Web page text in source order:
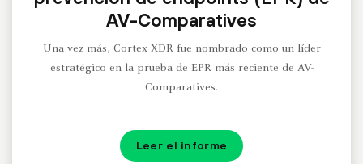
AV-Comparatives
Una vez más, Cortex XDR fue nombrado como un líder
estratégico en la prueba de EPR más reciente de AV-
Comparatives.
Leer el informe